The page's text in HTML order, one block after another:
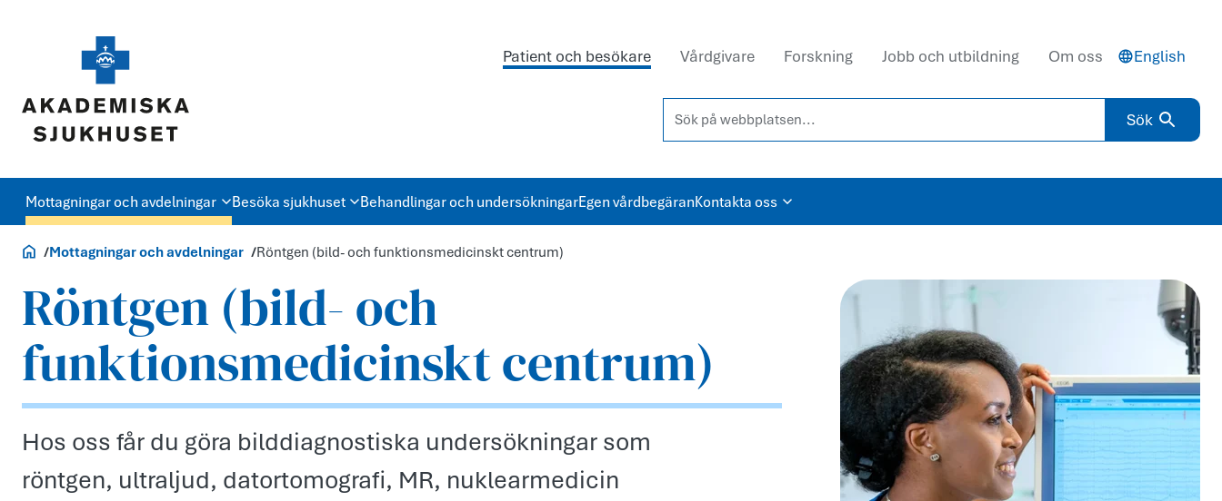
Patient och besökare Vårdgivare Forskning Jobb och utbildning Om oss English
Sök på webbplatsen...
Sök
Mottagningar och avdelningar Besöka sjukhuset Behandlingar och undersökningarEgen vårdbegäranKontakta oss
Akademiska.se
Mottagningar och avdelningar Röntgen (bild- och funktionsmedicinskt centrum)
Röntgen (bild- och
funktionsmedicinskt centrum)
Hos oss får du göra bilddiagnostiska undersökningar som
röntgen, ultraljud, datortomografi, MR, nuklearmedicin